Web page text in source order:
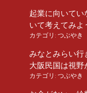
起業に向いてい
いて考えてみよ
カテゴリ: つぶやき
みなとみらい行
大阪民国は視野
カテゴリ: つぶやき